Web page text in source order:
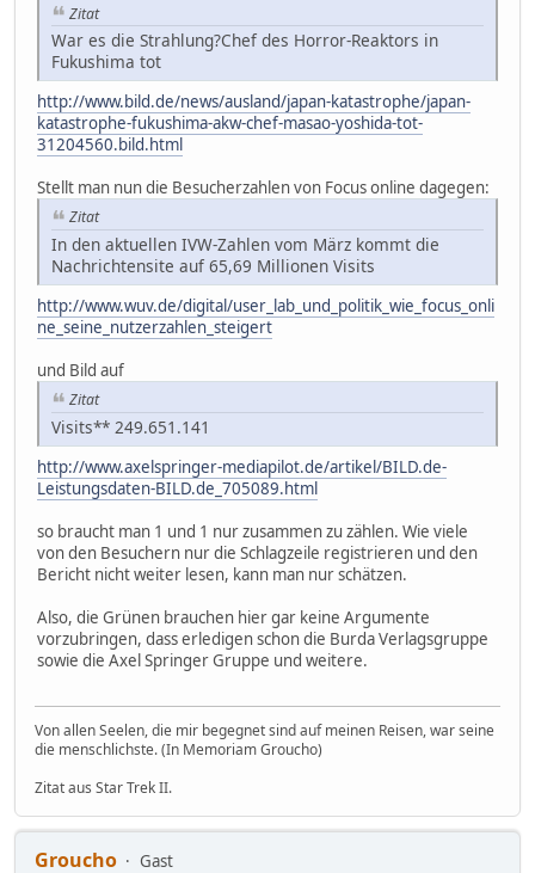
Zitat
War es die Strahlung?Chef des Horror-Reaktors in
Fukushima tot
http://www.bild.de/news/ausland/japan-katastrophe/japan-
katastrophe-fukushima-akw-chef-masao-yoshida-tot-
31204560.bild.html
Stellt man nun die Besucherzahlen von Focus online dagegen:
Zitat
In den aktuellen IVW-Zahlen vom März kommt die
Nachrichtensite auf 65,69 Millionen Visits
http://www.wuv.de/digital/user_lab_und_politik_wie_focus_onli
ne_seine_nutzerzahlen_steigert
und Bild auf
Zitat
Visits** 249.651.141
http://www.axelspringer-mediapilot.de/artikel/BILD.de-
Leistungsdaten-BILD.de_705089.html
so braucht man 1 und 1 nur zusammen zu zählen. Wie viele
von den Besuchern nur die Schlagzeile registrieren und den
Bericht nicht weiter lesen, kann man nur schätzen.
Also, die Grünen brauchen hier gar keine Argumente
vorzubringen, dass erledigen schon die Burda Verlagsgruppe
sowie die Axel Springer Gruppe und weitere.
Von allen Seelen, die mir begegnet sind auf meinen Reisen, war seine
die menschlichste. (In Memoriam Groucho)
Zitat aus Star Trek II.
Groucho
Gast